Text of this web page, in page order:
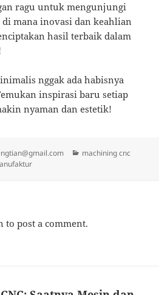
ragu untuk mengunjungi
di mana inovasi dan keahlian
hasil terbaik dalam
nggak ada habisnya
inspirasi baru setiap
nyaman dan estetik!
Categories
machining cnc
to post a comment.